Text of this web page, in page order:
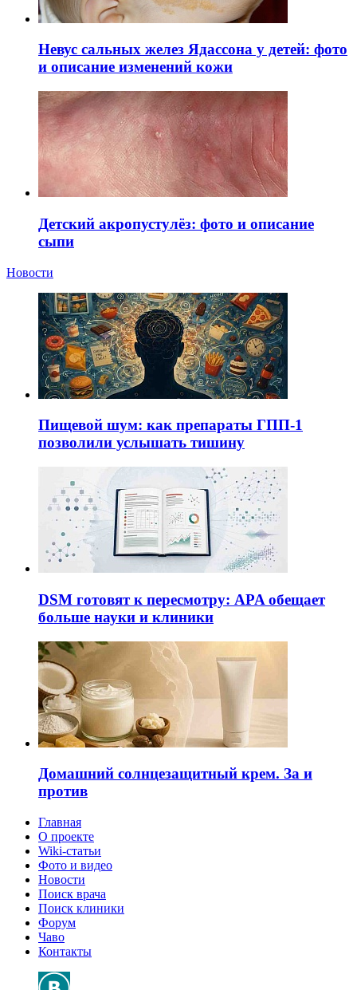
Невус сальных желез Ядассона у детей: фото
и описание изменений кожи
Детский акропустулёз: фото и описание
сыпи
Новости
Пищевой шум: как препараты ГПП-1
позволили услышать тишину
DSM готовят к пересмотру: APA обещает
больше науки и клиники
Домашний солнцезащитный крем. За и
против
Главная
О проекте
Wiki-статьи
Фото и видео
Новости
Поиск врача
Поиск клиники
Форум
Чаво
Контакты